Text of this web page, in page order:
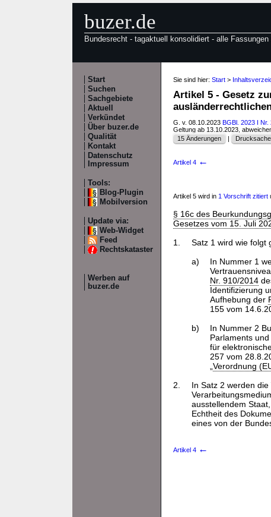
buzer.de
Bundesrecht - tagaktuell konsolidiert - alle Fassungen
Start
Suchen
Sachgebiete
Aktuell
Verkündet
Über buzer.de
Qualität
Kontakt
Datenschutz
Impressum
Tools:
Blog-Plugin
Mobilversion
Update via:
Web-Widget
Feed
Rechtskataster
Werben auf
buzer.de
Sie sind hier: Start >
Artikel 5 - Gesetz
G. v. 08.10.2023 BGBl. 2023 I Nr.
Geltung ab 13.10.2023,
15 Änderungen
|
Artikel 4 ←
Artikel 5 wird in 1 Vorschrift zitiert
§ 16c des
Gesetzes vom 15. Juli
1.
Satz 1 wird wie folgt
a)
In Nummer 1
Nr. 910/2014
Identifizierung
Aufhebung der
155 vom
b)
In Nummer 2
Parlaments
für
257 vom
Verordnung
2.
In Satz 2 werden
ausstellendem
Echtheit des
eines von der
Artikel 4 ←